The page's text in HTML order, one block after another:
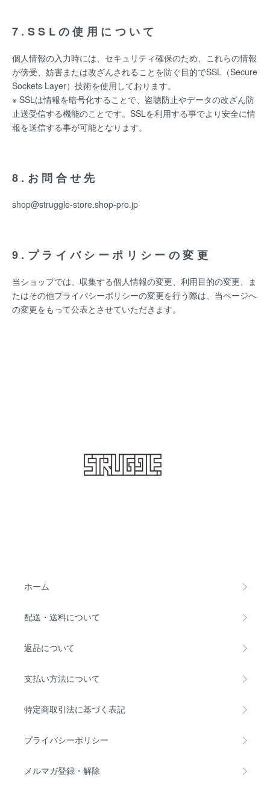
7.SSLの使用について
個人情報の入力時には、セキュリティ確保のため、これらの情報
が傍受、妨害または改ざんされることを防ぐ目的でSSL（Secure
Sockets Layer）技術を使用しております。
※ SSLは情報を暗号化することで、盗聴防止やデータの改ざん防
止送受信する機能のことです。SSLを利用する事でより安全に情
報を送信する事が可能となります。
8.お問合せ先
shop@struggle-store.shop-pro.jp
9.プライバシーポリシーの変更
当ショップでは、収集する個人情報の変更、利用目的の変更、ま
たはその他プライバシーポリシーの変更を行う際は、当ページへ
の変更をもって公表とさせていただきます。
ホーム
配送・送料について
返品について
支払い方法について
特定商取引法に基づく表記
プライバシーポリシー
メルマガ登録・解除